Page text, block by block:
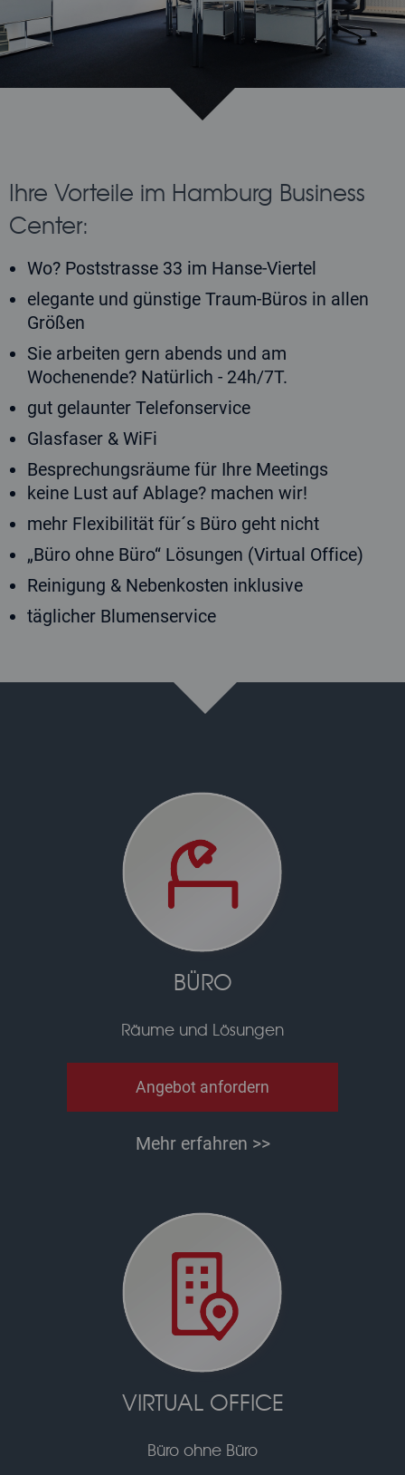
Ihre Vorteile im Hamburg Business
Center:
Wo? Poststrasse 33 im Hanse-Viertel
elegante und günstige Traum-Büros in allen
Größen
Sie arbeiten gern abends und am
Wochenende? Natürlich - 24h/7T.
gut gelaunter Telefonservice
Glasfaser & WiFi
Besprechungsräume für Ihre Meetings
keine Lust auf Ablage? machen wir!
mehr Flexibilität für´s Büro geht nicht
„Büro ohne Büro“ Lösungen (Virtual Office)
Reinigung & Nebenkosten inklusive
täglicher Blumenservice
BÜRO
Räume und Lösungen
Angebot anfordern
Mehr erfahren >>
VIRTUAL OFFICE
Büro ohne Büro